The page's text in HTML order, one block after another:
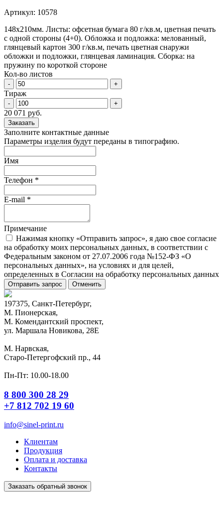
Артикул: 10578
148х210мм. Листы: офсетная бумага 80 г/кв.м, цветная печать
с одной стороны (4+0). Обложка и подложка: мелованный,
глянцевый картон 300 г/кв.м, печать цветная снаружи
обложки и подложки, глянцевая ламинация. Сборка: на
пружину по короткой стороне
Кол-во листов
- +
Тираж
- +
20 071 руб.
Заказать
Заполните контактные данные
Параметры изделия будут переданы в типографию.
Имя
Телефон *
E-mail *
Примечание
Нажимая кнопку «Отправить запрос», я даю свое согласие
на обработку моих персональных данных, в соответствии с
Федеральным законом от 27.07.2006 года №152-ФЗ «О
персональных данных», на условиях и для целей,
определенных в Согласии на обработку персональных данных
Отправить запрос Отменить
197375, Санкт-Петербург,
М. Пионерская,
М. Комендантский проспект,
ул. Маршала Новикова, 28Е
М. Нарвская,
Старо-Петергофский пр., 44
Пн-Пт: 10.00-18.00
8 800 300 28 29
+7 812 702 19 60
info@sinel-print.ru
Клиентам
Продукция
Оплата и доставка
Контакты
Заказать обратный звонок